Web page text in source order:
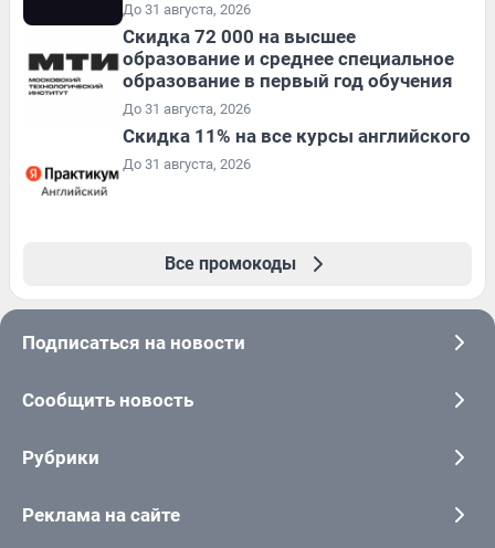
До 31 августа, 2026
Скидка 72 000 на высшее
образование и среднее специальное
образование в первый год обучения
До 31 августа, 2026
Скидка 11% на все курсы английского
До 31 августа, 2026
Все промокоды
Подписаться на новости
Сообщить новость
Рубрики
Реклама на сайте